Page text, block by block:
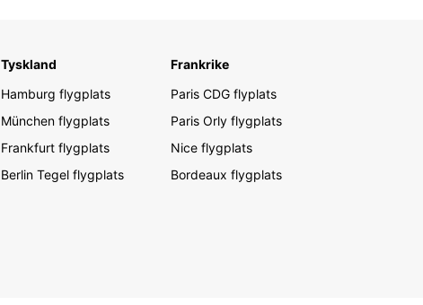
Tyskland
Hamburg flygplats
München flygplats
Frankfurt flygplats
Berlin Tegel flygplats
Frankrike
Paris CDG flyplats
Paris Orly flygplats
Nice flygplats
Bordeaux flygplats